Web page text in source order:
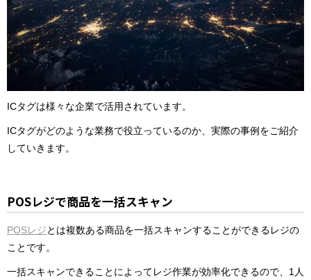
ICタグは様々な企業で活用されています。
ICタグがどのような業務で役立っているのか、実際の事例をご紹介
していきます。
POSレジで商品を一括スキャン
POSレジとは複数ある商品を一括スキャンすることができるレジの
ことです。
一括スキャンできることによってレジ作業が効率化できるので、1人